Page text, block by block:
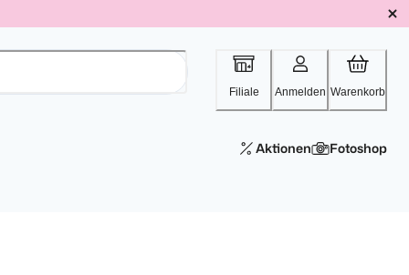
Filiale Anmelden Warenkorb
Aktionen Fotoshop